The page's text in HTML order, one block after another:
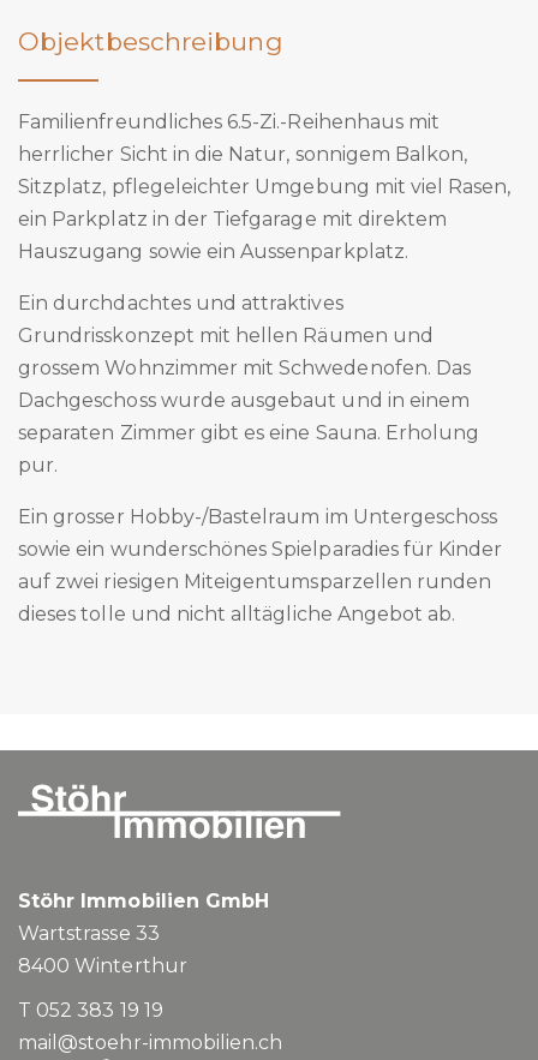
Objektbeschreibung
Familienfreundliches 6.5-Zi.-Reihenhaus mit
herrlicher Sicht in die Natur, sonnigem Balkon,
Sitzplatz, pflegeleichter Umgebung mit viel Rasen,
ein Parkplatz in der Tiefgarage mit direktem
Hauszugang sowie ein Aussenparkplatz.
Ein durchdachtes und attraktives
Grundrisskonzept mit hellen Räumen und
grossem Wohnzimmer mit Schwedenofen. Das
Dachgeschoss wurde ausgebaut und in einem
separaten Zimmer gibt es eine Sauna. Erholung
pur.
Ein grosser Hobby-/Bastelraum im Untergeschoss
sowie ein wunderschönes Spielparadies für Kinder
auf zwei riesigen Miteigentumsparzellen runden
dieses tolle und nicht alltägliche Angebot ab.
Stöhr Immobilien GmbH
Wartstrasse 33
8400Winterthur
T 052 383 19 19
mail@stoehr-immobilien.ch